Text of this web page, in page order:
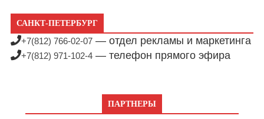
САНКТ-ПЕТЕРБУРГ
+7(812) 766-02-07 — отдел рекламы и маркетинга
+7(812) 971-102-4 — телефон прямого эфира
ПАРТНЕРЫ